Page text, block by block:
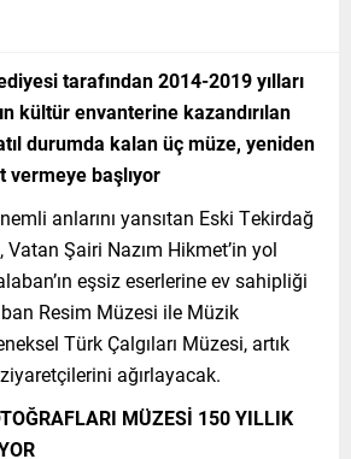
tarafından 2014-2019 yılları
kültür envanterine kazandırılan
durumda kalan üç müze, yeniden
başlıyor
anlarını yansıtan Eski Tekirdağ
Vatan Şairi Nazım Hikmet’in yol
eşsiz eserlerine ev sahipliği
Resim Müzesi ile Müzik
Türk Çalgıları Müzesi, artık
ağırlayacak.
MÜZESİ 150 YILLIK